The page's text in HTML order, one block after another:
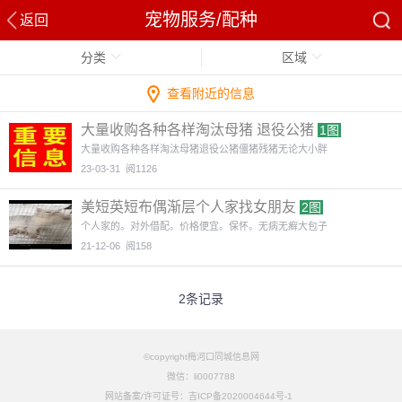
返回 宠物服务/配种
分类 区域
查看附近的信息
大量收购各种各样淘汰母猪 退役公猪 1图
大量收购各种各样淘汰母猪退役公猪僵猪残猪无论大小胖
23-03-31
阅1126
美短英短布偶渐层个人家找女朋友 2图
个人家的。对外借配。价格便宜。保怀。无病无癣大包子
21-12-06 阅158
2条记录
©copyright梅河口同城信息网
微信：li0007788
网站备案/许可证号：吉ICP备2020004644号-1